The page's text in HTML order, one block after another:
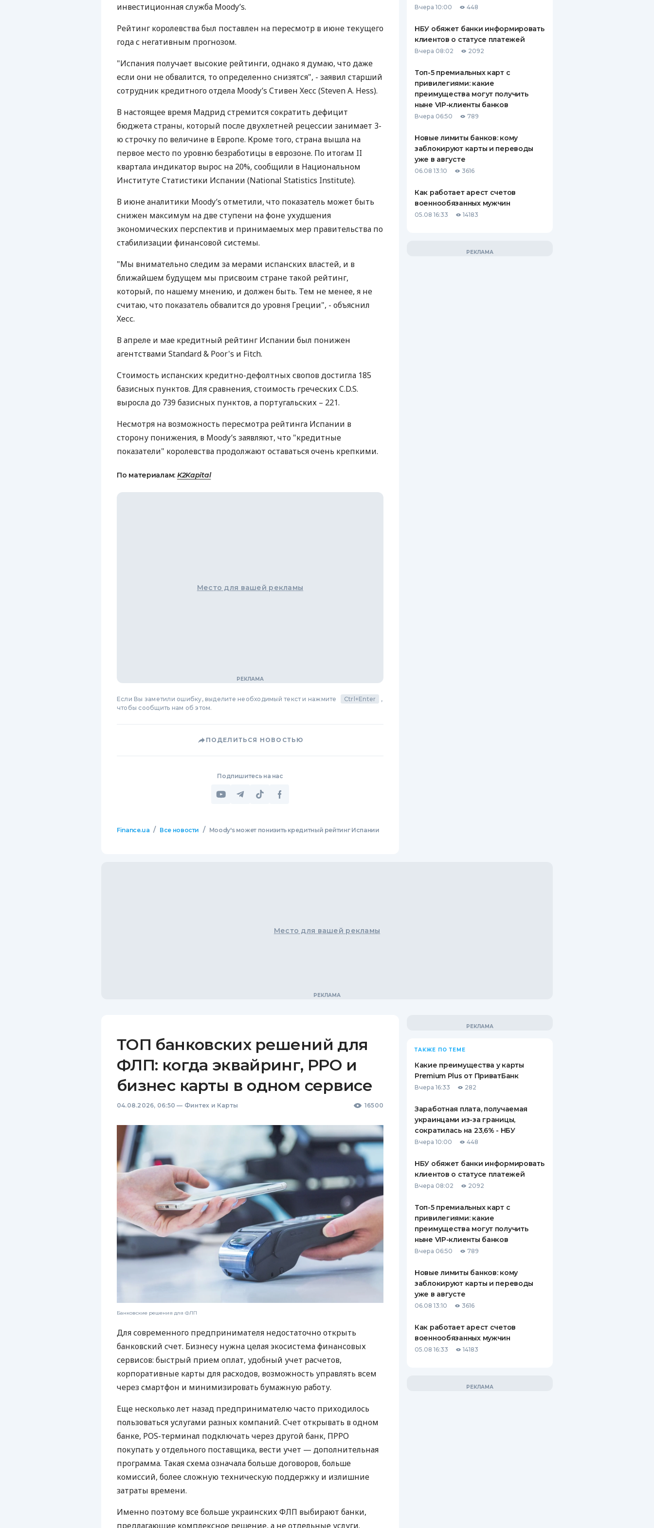
СТРАХОВАНИЮ
ВСЕ СТРАХОВЫЕ ПОЛИСЫ
ОТЗЫВЫ О СТРАХОВЫХ
КОМПАНИЯХ
инвестиционная служба Moody’s.
Рейтинг королевства был поставлен на пересмотр в июне текущего
года с негативным прогнозом.
"Испания получает высокие рейтинги, однако я думаю, что даже
если они не обвалится, то определенно снизятся", - заявил старший
сотрудник кредитного отдела Moody’s Стивен Хесс (Steven A. Hess).
В настоящее время Мадрид стремится сократить дефицит
бюджета страны, который после двухлетней рецессии занимает 3-
ю строчку по величине в Европе. Кроме того, страна вышла на
первое место по уровню безработицы в еврозоне. По итогам II
квартала индикатор вырос на 20%, сообщили в Национальном
Институте Статистики Испании (National Statistics Institute).
В июне аналитики Moody’s отметили, что показатель может быть
снижен максимум на две ступени на фоне ухудшения
экономических перспектив и принимаемых мер правительства по
стабилизации финансовой системы.
"Мы внимательно следим за мерами испанских властей, и в
ближайшем будущем мы присвоим стране такой рейтинг,
который, по нашему мнению, и должен быть. Тем не менее, я не
считаю, что показатель обвалится до уровня Греции", - объяснил
Хесс.
В апреле и мае кредитный рейтинг Испании был понижен
агентствами Standard & Poor's и Fitch.
Стоимость испанских кредитно-дефолтных свопов достигла 185
базисных пунктов. Для сравнения, стоимость греческих C.D.S.
выросла до 739 базисных пунктов, а португальских – 221.
Несмотря на возможность пересмотра рейтинга Испании в
сторону понижения, в Moody’s заявляют, что "кредитные
показатели" королевства продолжают оставаться очень крепкими.
По материалам: K2Kapital
Место для вашей рекламы
Если Вы заметили ошибку, выделите необходимый текст и нажмите Ctrl+Enter
,
чтобы сообщить нам об этом.
ПОДЕЛИТЬСЯ НОВОСТЬЮ
Подпишитесь на нас
Finance.ua / Все новости / Moody's может понизить кредитный рейтинг Испании
Вчера 10:00 448
НБУ обяжет банки информировать
клиентов о статусе платежей
Вчера 08:02 2092
Топ-5 премиальных карт с
привилегиями: какие
преимущества могут получить
ныне VIP-клиенты банков
Вчера 06:50 789
Новые лимиты банков: кому
заблокируют карты и переводы
уже в августе
06.08 13:10 3616
Как работает арест счетов
военнообязанных мужчин
05.08 16:33 14183
Место для вашей рекламы
ТОП банковских решений для
ФЛП: когда эквайринг, РРО и
бизнес карты в одном сервисе
04.08.2026, 06:50 — Финтех и Карты 16500
Банковские решения для ФЛП
Для современного предпринимателя недостаточно открыть
банковский счет. Бизнесу нужна целая экосистема финансовых
сервисов: быстрый прием оплат, удобный учет расчетов,
корпоративные карты для расходов, возможность управлять всем
через смартфон и минимизировать бумажную работу.
Еще несколько лет назад предпринимателю часто приходилось
пользоваться услугами разных компаний. Счет открывать в одном
банке, POS-терминал подключать через другой банк, ПРРО
покупать у отдельного поставщика, вести учет — дополнительная
программа. Такая схема означала больше договоров, больше
комиссий, более сложную техническую поддержку и излишние
затраты времени.
Именно поэтому все больше украинских ФЛП выбирают банки,
предлагающие комплексное решение, а не отдельные услуги.
ТАКЖЕ ПО ТЕМЕ
Какие преимущества у карты
Premium Plus от ПриватБанк
Вчера 16:33 282
Заработная плата, получаемая
украинцами из-за границы,
сократилась на 23,6% - НБУ
Вчера 10:00 448
НБУ обяжет банки информировать
клиентов о статусе платежей
Вчера 08:02 2092
Топ-5 премиальных карт с
привилегиями: какие
преимущества могут получить
ныне VIP-клиенты банков
Вчера 06:50 789
Новые лимиты банков: кому
заблокируют карты и переводы
уже в августе
06.08 13:10 3616
Как работает арест счетов
военнообязанных мужчин
05.08 16:33 14183